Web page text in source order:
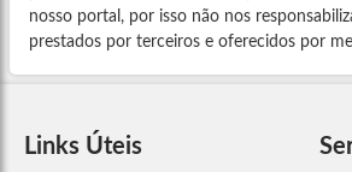
nosso portal, por isso não nos
prestados por terceiros e oferecidos por
Links Úteis